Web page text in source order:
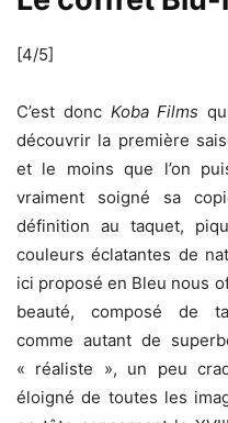
[4/5]
C’est doncKoba Films
découvrir la première
et le moins que l’on
vraiment soigné sa
définition au taquet,
couleurs éclatantes de
ici proposé en Bleu nous
beauté, composé de
comme autant de
« réaliste », un peu
éloigné de toutes les